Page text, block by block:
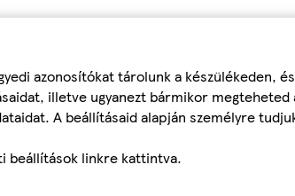
azonosítókat tárolunk a készülékeden,
illetve ugyanezt bármikor megteheted
A beállításaid alapján személyre
beállítások linkre kattintva.